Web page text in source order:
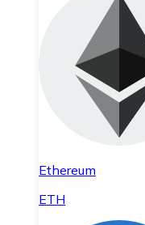
Ethereum
ETH